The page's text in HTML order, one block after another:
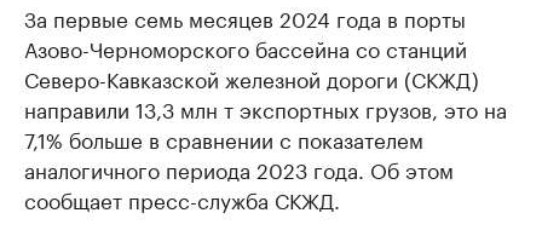
За первые семь месяцев 2024 года в порты
Азово-Черноморского бассейна со станций
Северо-Кавказской железной дороги (СКЖД)
направили 13,3 млн т экспортных грузов, это на
7,1% больше в сравнении с показателем
аналогичного периода 2023 года. Об этом
сообщает пресс-служба СКЖД.